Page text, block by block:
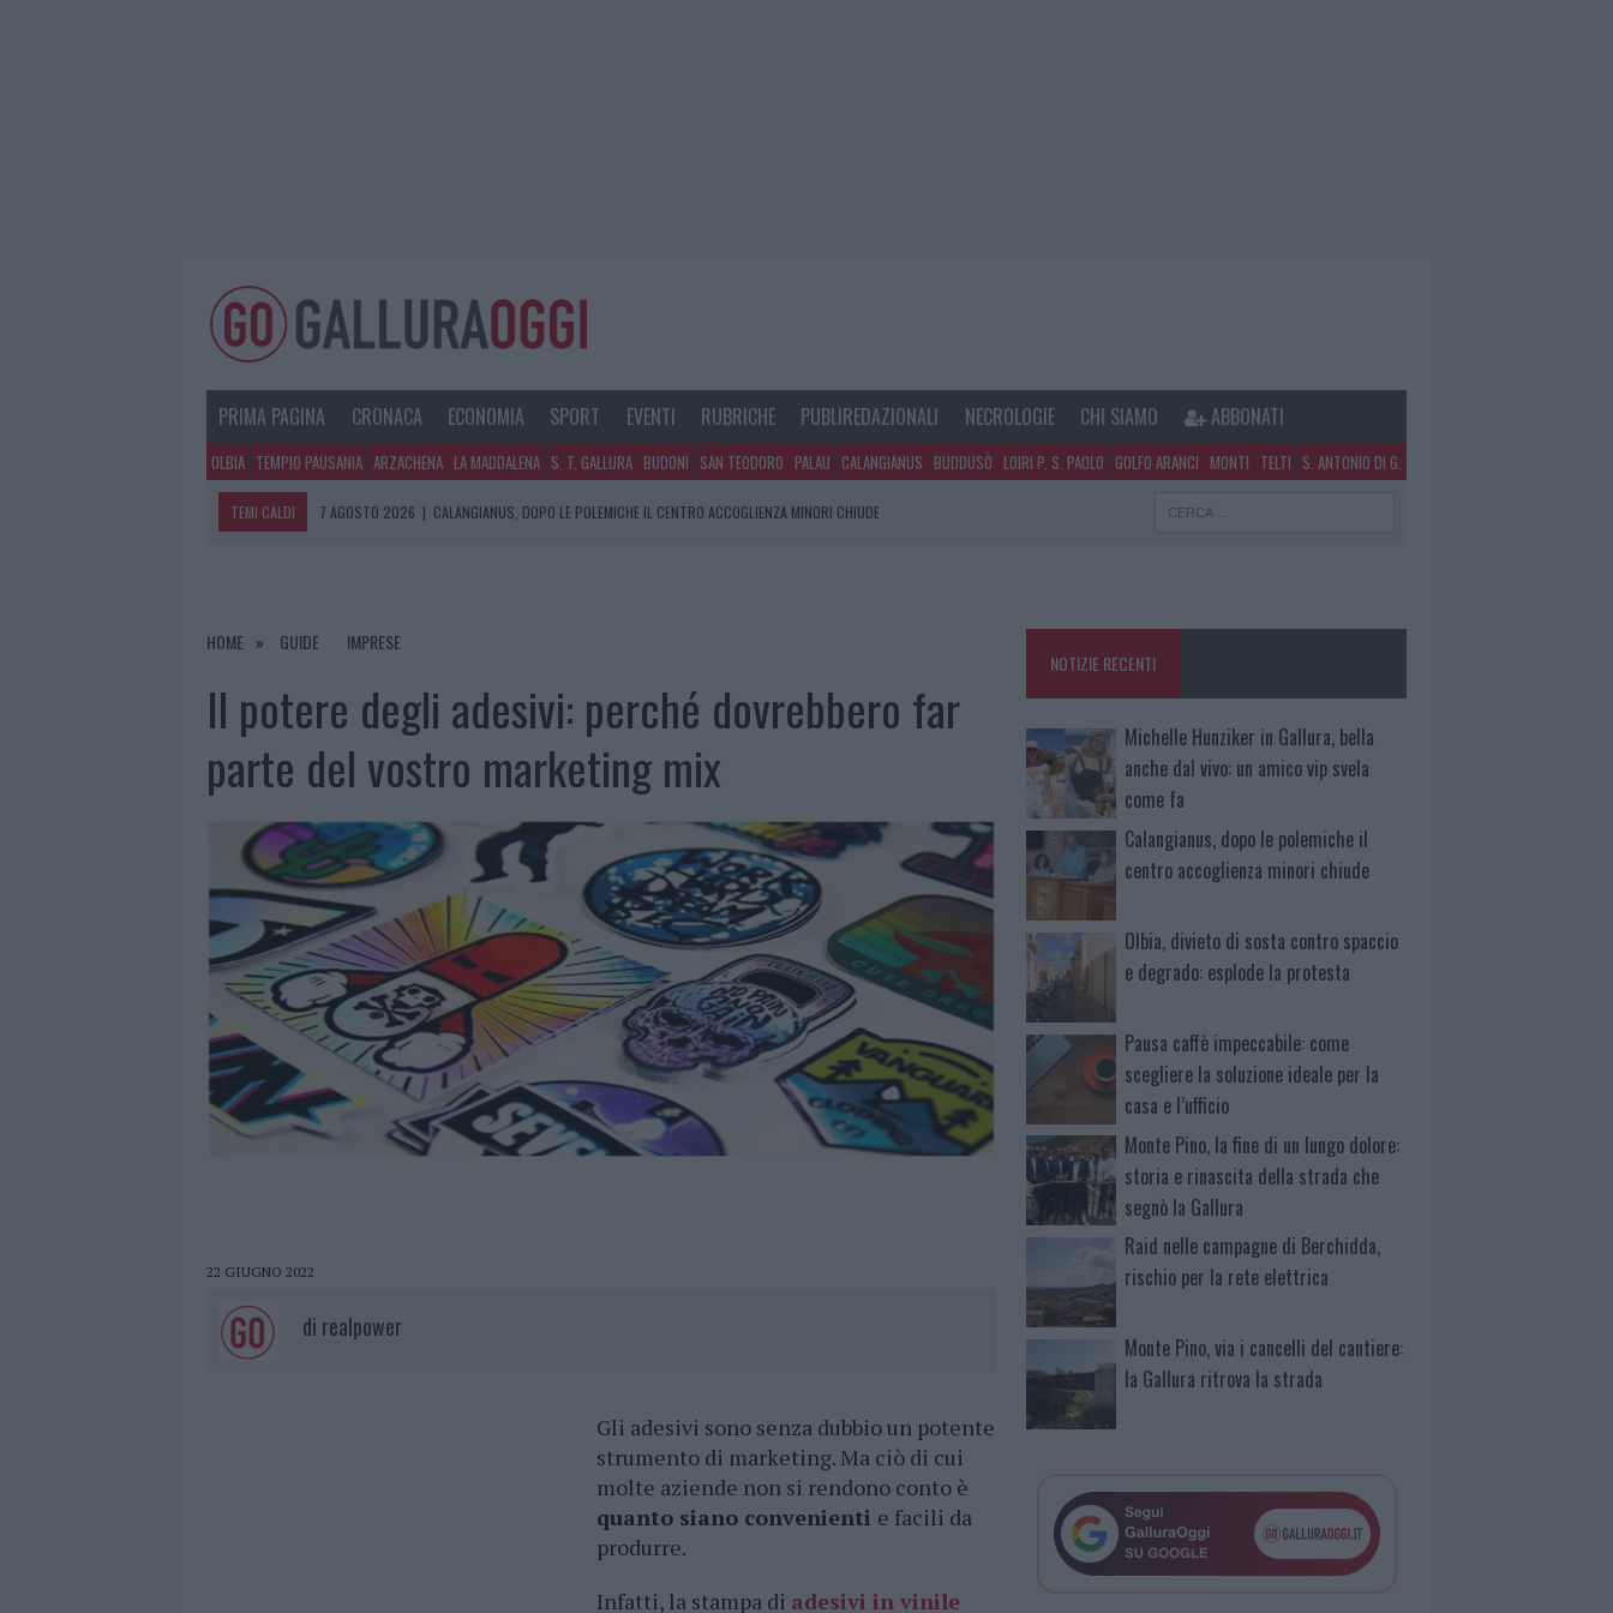
PRIMA PAGINA CRONACA ECONOMIA SPORT EVENTI RUBRICHE PUBLIREDAZIONALI NECROLOGIE CHI SIAMO ABBONATI
OLBIA TEMPIO PAUSANIA ARZACHENA LA MADDALENA S. T. GALLURA BUDONI SAN TEODORO PALAU CALANGIANUS BUDDUSÒ LOIRI P. S. PAOLO GOLFO ARANCI MONTI TELTI S. ANTONIO DI G.
TEMI CALDI 7 AGOSTO 2026 | CALANGIANUS, DOPO LE POLEMICHE IL CENTRO ACCOGLIENZA MINORI CHIUDE
7 AGOSTO 2026
MONTE PINO, LA FINE DI UN LUNGO DOLORE: STORIA E RINASCITA DELLA STRADA CHE SEGNÒ LA GALLURA
HOME GUIDE IMPRESE
Il potere degli adesivi: perché dovrebbero far
parte del vostro marketing mix
22 GIUGNO 2022
di realpower
Gli adesivi sono senza dubbio un potente
strumento di marketing. Ma ciò di cui
molte aziende non si rendono conto è
quanto siano convenienti e facili da
produrre.
Infatti, la stampa di adesivi in vinile
NOTIZIE RECENTI
Michelle Hunziker in Gallura, bella
anche dal vivo: un amico vip svela
come fa
Calangianus, dopo le polemiche il
centro accoglienza minori chiude
Olbia, divieto di sosta contro spaccio
e degrado: esplode la protesta
Pausa caffè impeccabile: come
scegliere la soluzione ideale per la
casa e l’ufficio
Monte Pino, la fine di un lungo dolore:
storia e rinascita della strada che
segnò la Gallura
Raid nelle campagne di Berchidda,
rischio per la rete elettrica
Monte Pino, via i cancelli del cantiere:
la Gallura ritrova la strada